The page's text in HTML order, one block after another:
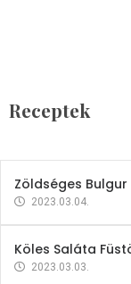
Receptek
2023.03.06.
Zöldséges
2023.03.04.
Köles Saláta
2023.03.03.